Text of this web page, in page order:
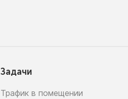
Задачи
Трафик в помещении